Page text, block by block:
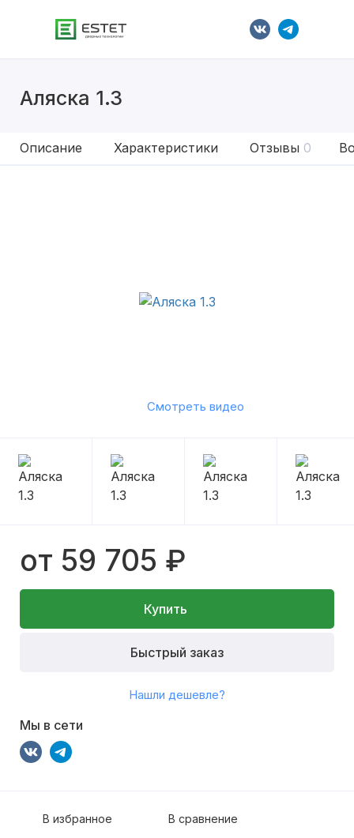
Аляска 1.3
Описание Характеристики Отзывы 0
Смотреть видео
от 59 705 ₽
Купить
Быстрый заказ
Нашли дешевле?
Мы в сети
В избранное В сравнение